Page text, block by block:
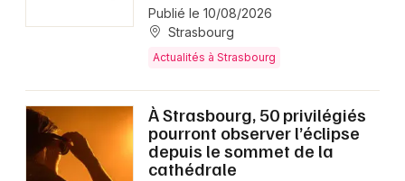
Publié le 10/08/2026
Strasbourg
Actualités à Strasbourg
À Strasbourg, 50 privilégiés
pourront observer l’éclipse
depuis le sommet de la
cathédrale